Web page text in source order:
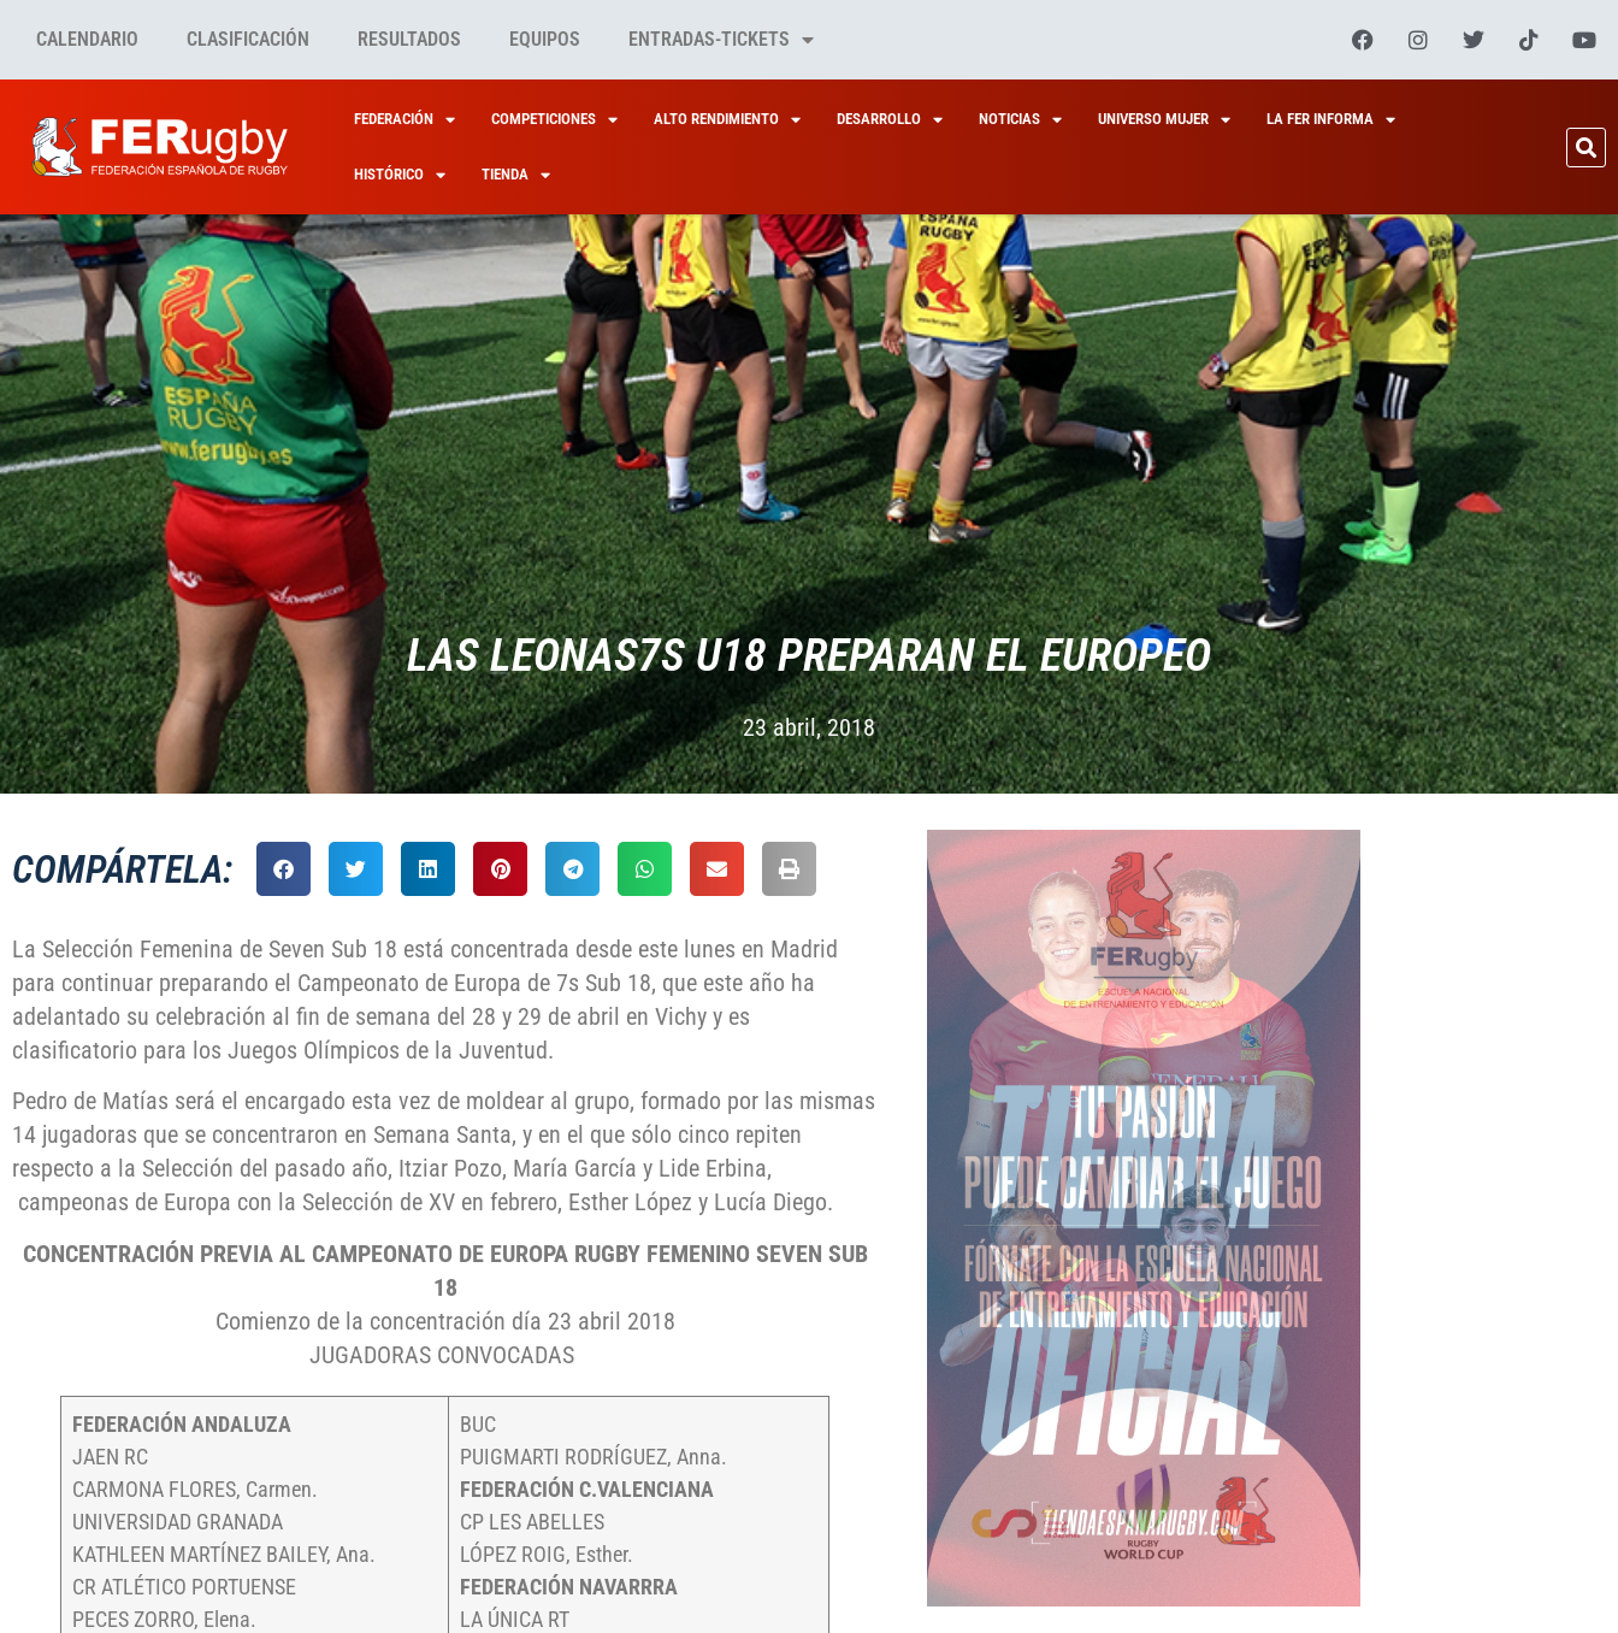
CALENDARIO CLASIFICACIÓN RESULTADOS EQUIPOS ENTRADAS-TICKETS
FEDERACIÓN COMPETICIONES ALTO RENDIMIENTO DESARROLLO NOTICIAS UNIVERSO MUJER LA FER INFORMA
HISTÓRICO TIENDA
LAS LEONAS7S U18 PREPARAN EL EUROPEO
23 abril, 2018
COMPÁRTELA:
La Selección Femenina de Seven Sub 18 está concentrada desde este lunes en Madrid
para continuar preparando el Campeonato de Europa de 7s Sub 18, que este año ha
adelantado su celebración al fin de semana del 28 y 29 de abril en Vichy y es
clasificatorio para los Juegos Olímpicos de la Juventud.
Pedro de Matías será el encargado esta vez de moldear al grupo, formado por las mismas
14 jugadoras que se concentraron en Semana Santa, y en el que sólo cinco repiten
respecto a la Selección del pasado año, Itziar Pozo, María García y Lide Erbina,
campeonas de Europa con la Selección de XV en febrero, Esther López y Lucía Diego.
CONCENTRACIÓN PREVIA AL CAMPEONATO DE EUROPA RUGBY FEMENINO SEVEN SUB
18
Comienzo de la concentración día 23 abril 2018
JUGADORAS CONVOCADAS
FEDERACIÓN ANDALUZA
JAEN RC
CARMONA FLORES, Carmen.
UNIVERSIDAD GRANADA
KATHLEEN MARTÍNEZ BAILEY, Ana.
CR ATLÉTICO PORTUENSE
PECES ZORRO, Elena.
BUC
PUIGMARTI RODRÍGUEZ, Anna.
FEDERACIÓN C.VALENCIANA
CP LES ABELLES
LÓPEZ ROIG, Esther.
FEDERACIÓN NAVARRRA
LA ÚNICA RT